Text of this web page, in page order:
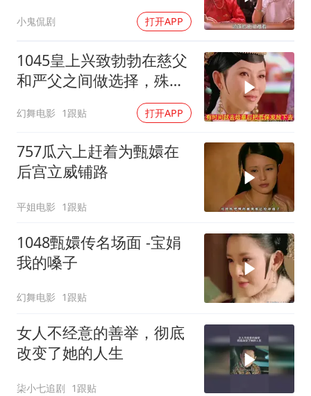
小鬼侃剧 打开APP
1045皇上兴致勃勃在慈父
和严父之间做选择，殊不
幻舞电影 1跟贴 打开APP
757瓜六上赶着为甄嬛在
后宫立威铺路
平姐电影 1跟贴
1048甄嬛传名场面 -宝娟
我的嗓子
幻舞电影 1跟贴
女人不经意的善举，彻底
改变了她的人生
柒小七追剧 1跟贴